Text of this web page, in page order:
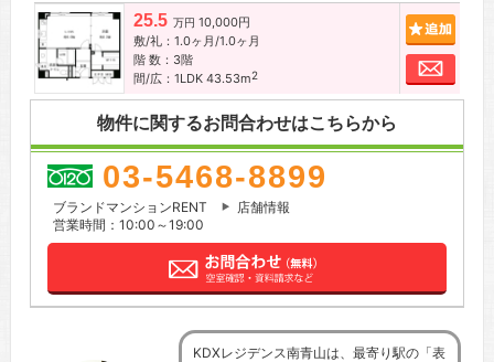
25.5 万円 10,000円
敷/礼：1.0ヶ月/1.0ヶ月
階 数：3階
間/広：1LDK 43.53m2
お問
物件に関するお問合わせはこちらから
03-5468-8899
ブランドマンションRENT
店舗情報
営業時間：10:00～19:00
KDXレジデンス南青山は、最寄り駅の「表